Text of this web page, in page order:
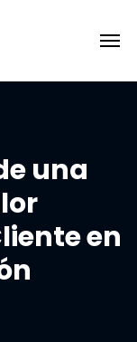
una
en